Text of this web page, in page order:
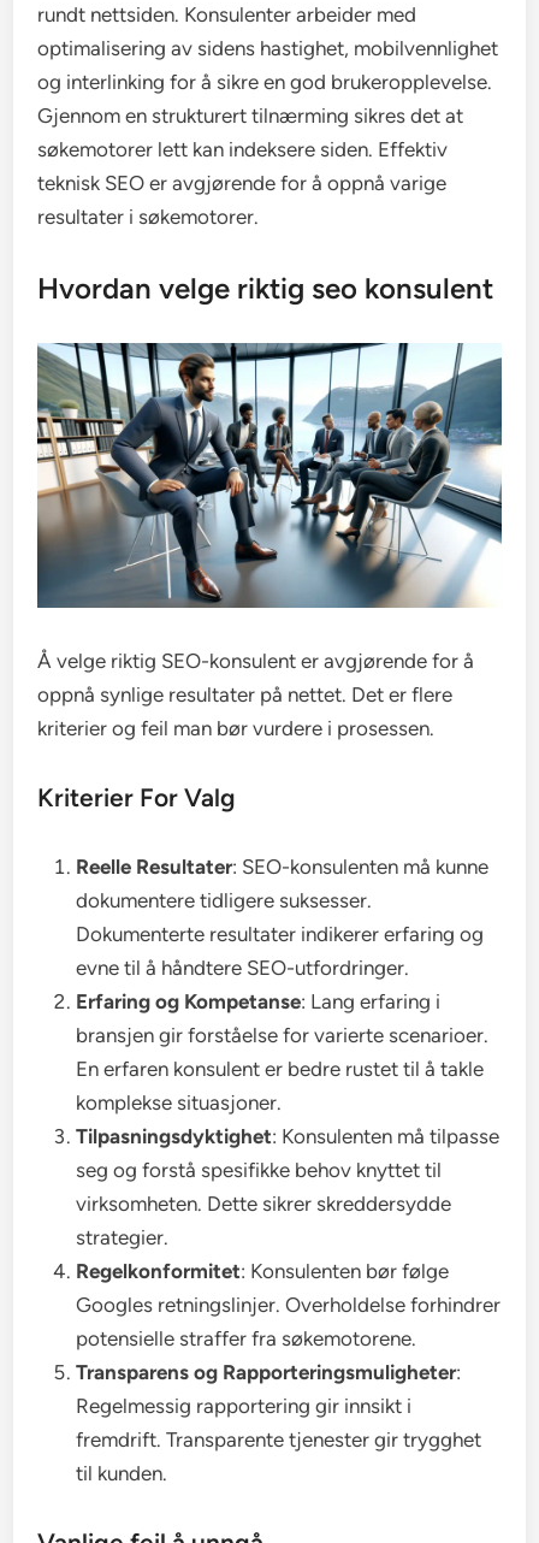
rundt nettsiden. Konsulenter arbeider med
optimalisering av sidens hastighet, mobilvennlighet
og interlinking for å sikre en god brukeropplevelse.
Gjennom en strukturert tilnærming sikres det at
søkemotorer lett kan indeksere siden. Effektiv
teknisk SEO er avgjørende for å oppnå varige
resultater i søkemotorer.
Hvordan velge riktig seo konsulent
Å velge riktig SEO-konsulent er avgjørende for å
oppnå synlige resultater på nettet. Det er flere
kriterier og feil man bør vurdere i prosessen.
Kriterier For Valg
Reelle Resultater: SEO-konsulenten må kunne
dokumentere tidligere suksesser.
Dokumenterte resultater indikerer erfaring og
evne til å håndtere SEO-utfordringer.
Erfaring og Kompetanse: Lang erfaring i
bransjen gir forståelse for varierte scenarioer.
En erfaren konsulent er bedre rustet til å takle
komplekse situasjoner.
Tilpasningsdyktighet: Konsulenten må tilpasse
seg og forstå spesifikke behov knyttet til
virksomheten. Dette sikrer skreddersydde
strategier.
Regelkonformitet: Konsulenten bør følge
Googles retningslinjer. Overholdelse forhindrer
potensielle straffer fra søkemotorene.
Transparens og Rapporteringsmuligheter:
Regelmessig rapportering gir innsikt i
fremdrift. Transparente tjenester gir trygghet
til kunden.